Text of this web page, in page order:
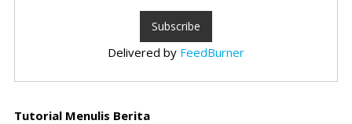
Delivered by FeedBurner
Tutorial Menulis Berita